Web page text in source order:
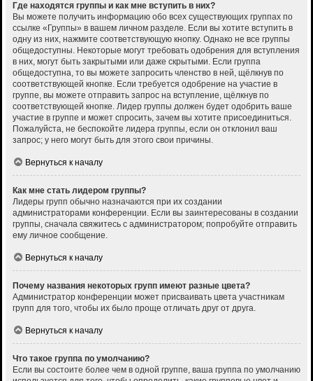
Где находятся группы и как мне вступить в них?
Вы можете получить информацию обо всех существующих группах по
ссылке «Группы» в вашем личном разделе. Если вы хотите вступить в
одну из них, нажмите соответствующую кнопку. Однако не все группы
общедоступны. Некоторые могут требовать одобрения для вступления
в них, могут быть закрытыми или даже скрытыми. Если группа
общедоступна, то вы можете запросить членство в ней, щёлкнув по
соответствующей кнопке. Если требуется одобрение на участие в
группе, вы можете отправить запрос на вступление, щёлкнув по
соответствующей кнопке. Лидер группы должен будет одобрить ваше
участие в группе и может спросить, зачем вы хотите присоединиться.
Пожалуйста, не беспокойте лидера группы, если он отклонил ваш
запрос; у него могут быть для этого свои причины.
Вернуться к началу
Как мне стать лидером группы?
Лидеры групп обычно назначаются при их создании
администраторами конференции. Если вы заинтересованы в создании
группы, сначала свяжитесь с администратором; попробуйте отправить
ему личное сообщение.
Вернуться к началу
Почему названия некоторых групп имеют разные цвета?
Администратор конференции может присваивать цвета участникам
групп для того, чтобы их было проще отличать друг от друга.
Вернуться к началу
Что такое группа по умолчанию?
Если вы состоите более чем в одной группе, ваша группа по умолчанию